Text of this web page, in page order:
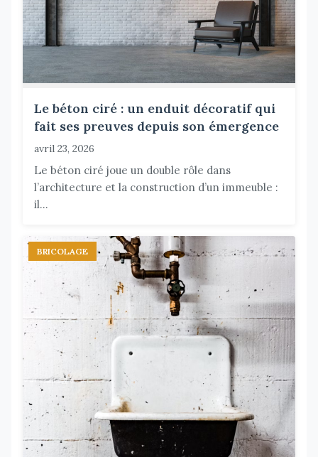
Le béton ciré : un enduit décoratif qui
fait ses preuves depuis son émergence
avril 23, 2026
Le béton ciré joue un double rôle dans
l’architecture et la construction d’un immeuble :
il...
BRICOLAGE